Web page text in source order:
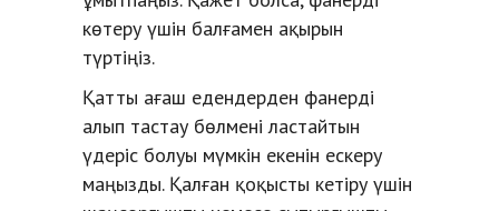
көтеру үшін балғамен ақырын
түртіңіз.
Қатты ағаш едендерден фанерді
алып тастау бөлмені ластайтын
үдеріс болуы мүмкін екенін ескеру
маңызды. Қалған қоқысты кетіру үшін